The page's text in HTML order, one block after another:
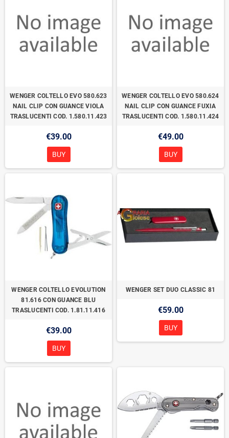
WENGER COLTELLO EVO 580.623
NAIL CLIP CON GUANCE VIOLA
TRASLUCENTI COD. 1.580.11.423
€39.00
BUY
WENGER COLTELLO EVO 580.624
NAIL CLIP CON GUANCE FUXIA
TRASLUCENTI COD. 1.580.11.424
€49.00
BUY
WENGER COLTELLO EVOLUTION
81.616 CON GUANCE BLU
TRASLUCENTI COD. 1.81.11.416
€39.00
BUY
WENGER SET DUO CLASSIC 81
€59.00
BUY